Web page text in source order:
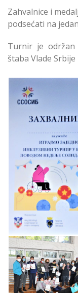
Zahvalnice i
podsećati na
Turnir je
štaba Vlade
Inkluzivni
boćanju
„Olimp -
Inkluzivni
boćanju
„Olimp -